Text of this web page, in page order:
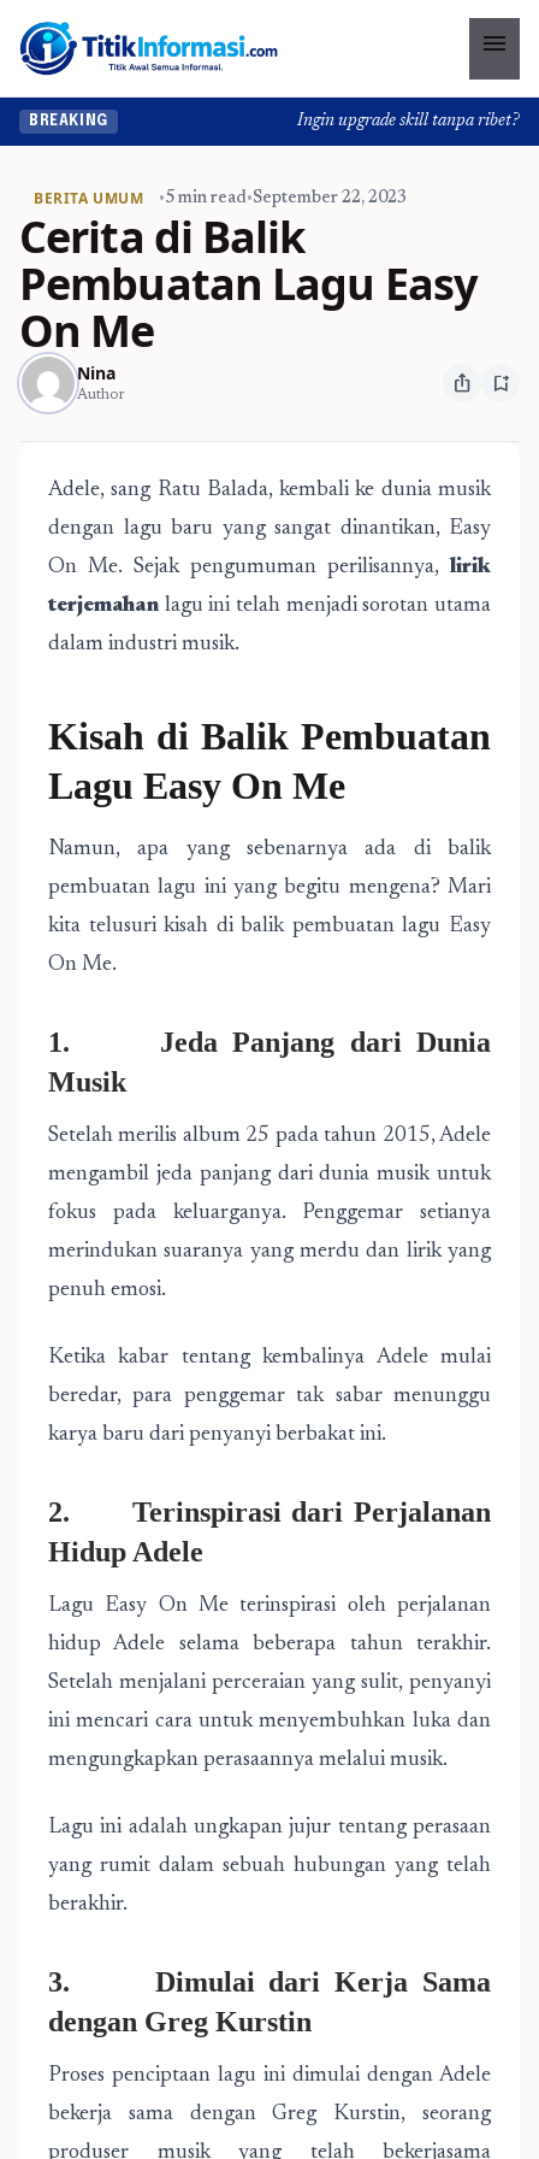
menu
BREAKING Ingin upgrade skill tanpa ribet?
BERITA UMUM •5 min read•September 22, 2023
Cerita di Balik
Pembuatan Lagu Easy
On Me
Nina
Author ios_share bookmark_add
Adele, sang Ratu Balada, kembali ke dunia musik
dengan lagu baru yang sangat dinantikan, Easy
On Me. Sejak pengumuman perilisannya, lirik
terjemahan lagu ini telah menjadi sorotan utama
dalam industri musik.
Kisah di Balik Pembuatan
Lagu Easy On Me
Namun, apa yang sebenarnya ada di balik
pembuatan lagu ini yang begitu mengena? Mari
kita telusuri kisah di balik pembuatan lagu Easy
On Me.
1. Jeda Panjang dari Dunia
Musik
Setelah merilis album 25 pada tahun 2015, Adele
mengambil jeda panjang dari dunia musik untuk
fokus pada keluarganya. Penggemar setianya
merindukan suaranya yang merdu dan lirik yang
penuh emosi.
Ketika kabar tentang kembalinya Adele mulai
beredar, para penggemar tak sabar menunggu
karya baru dari penyanyi berbakat ini.
2. Terinspirasi dari Perjalanan
Hidup Adele
Lagu Easy On Me terinspirasi oleh perjalanan
hidup Adele selama beberapa tahun terakhir.
Setelah menjalani perceraian yang sulit, penyanyi
ini mencari cara untuk menyembuhkan luka dan
mengungkapkan perasaannya melalui musik.
Lagu ini adalah ungkapan jujur tentang perasaan
yang rumit dalam sebuah hubungan yang telah
berakhir.
3. Dimulai dari Kerja Sama
dengan Greg Kurstin
Proses penciptaan lagu ini dimulai dengan Adele
bekerja sama dengan Greg Kurstin, seorang
produser musik yang telah bekerjasama